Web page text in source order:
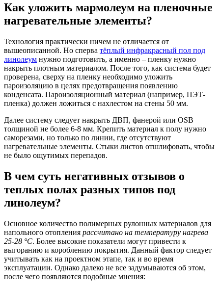
Как уложить мармолеум на пленочные
нагревательные элементы?
Технология практически ничем не отличается от
вышеописанной. Но сперва тёплый инфракрасный пол под
линолеум нужно подготовить, а именно – пленку нужно
накрыть плотным материалом. После того, как система будет
проверена, сверху на пленку необходимо уложить
пароизоляцию в целях предотвращения появлению
конденсата. Пароизоляционный материал (например, ПЭТ-
пленка) должен ложиться с нахлестом на стены 50 мм.
Далее систему следует накрыть ДВП, фанерой или OSB
толщиной не более 6-8 мм. Крепить материал к полу нужно
саморезами, но только по линии, где отсутствуют
нагревательные элементы. Стыки листов отшлифовать, чтобы
не было ощутимых перепадов.
В чем суть негативных отзывов о
теплых полах разных типов под
линолеум?
Основное количество полимерных рулонных материалов для
напольного отопления рассчитано на температуру нагрева
25-28 °C. Более высокие показатели могут привести к
выгоранию и короблению покрытия. Данный фактор следует
учитывать как на проектном этапе, так и во время
эксплуатации. Однако далеко не все задумываются об этом,
после чего появляются подобные мнения: